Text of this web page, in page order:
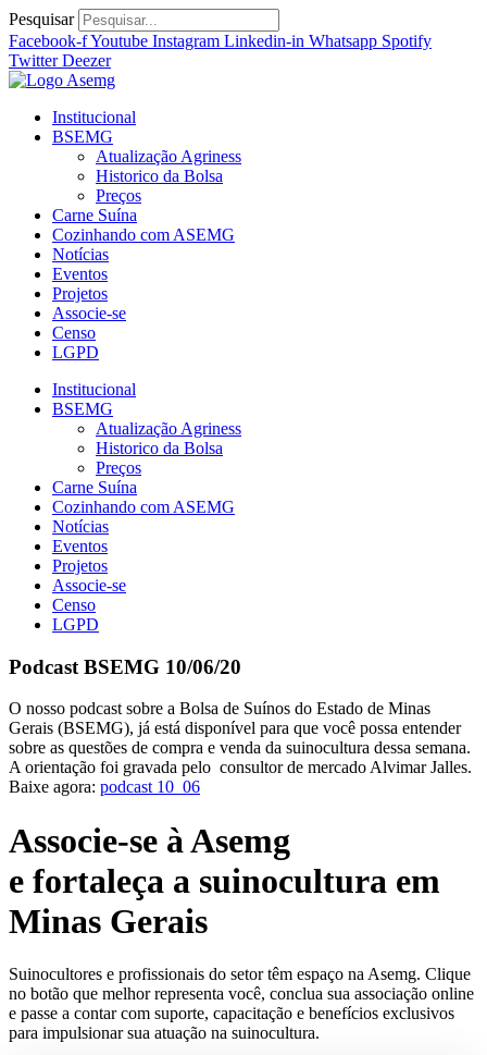
Ir
para
o
conteúdo
Pesquisar
Facebook-fYoutube Instagram Linkedin-in Whatsapp Spotify
Twitter Deezer
Institucional
BSEMG
Atualização Agriness
Historico da Bolsa
Preços
Carne Suína
Cozinhando com ASEMG
Notícias
Eventos
Projetos
Associe-se
Censo
LGPD
Institucional
BSEMG
Atualização Agriness
Historico da Bolsa
Preços
Carne Suína
Cozinhando com ASEMG
Notícias
Eventos
Projetos
Associe-se
Censo
LGPD
Podcast BSEMG 10/06/20
O nosso podcast sobre a Bolsa de Suínos do Estado de Minas
Gerais (BSEMG), já está disponível para que você possa entender
sobre as questões de compra e venda da suinocultura dessa semana.
A orientação foi gravada pelo consultor de mercado Alvimar Jalles.
Baixe agora: podcast 10_06
Associe-se à Asemg
e fortaleça a suinocultura em
Minas Gerais
Suinocultores e profissionais do setor têm espaço na Asemg. Clique
no botão que melhor representa você, conclua sua associação online
e passe a contar com suporte, capacitação e benefícios exclusivos
para impulsionar sua atuação na suinocultura.